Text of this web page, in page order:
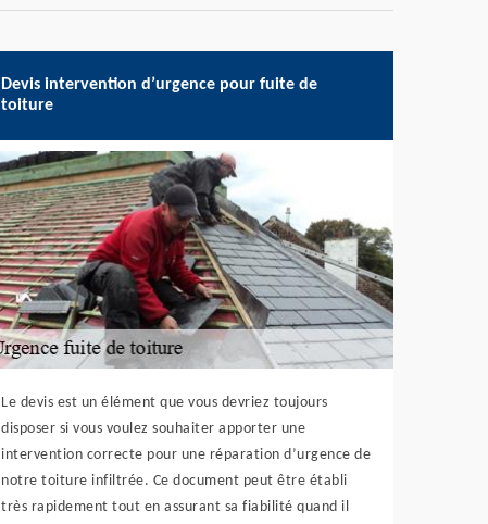
Devis intervention d’urgence pour fuite de
toiture
Le devis est un élément que vous devriez toujours
disposer si vous voulez souhaiter apporter une
intervention correcte pour une réparation d’urgence de
notre toiture infiltrée. Ce document peut être établi
très rapidement tout en assurant sa fiabilité quand il